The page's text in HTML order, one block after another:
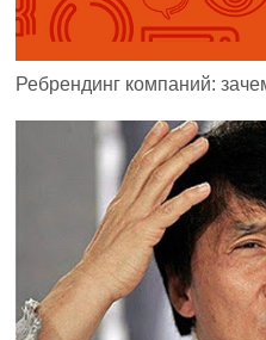
Ребрендинг компаний: